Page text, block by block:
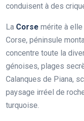
conduisent à des
La Corse mérite à elle
Corse, péninsule
concentre toute la
génoises, plages
Calanques de Piana,
paysage irréel de
turquoise.